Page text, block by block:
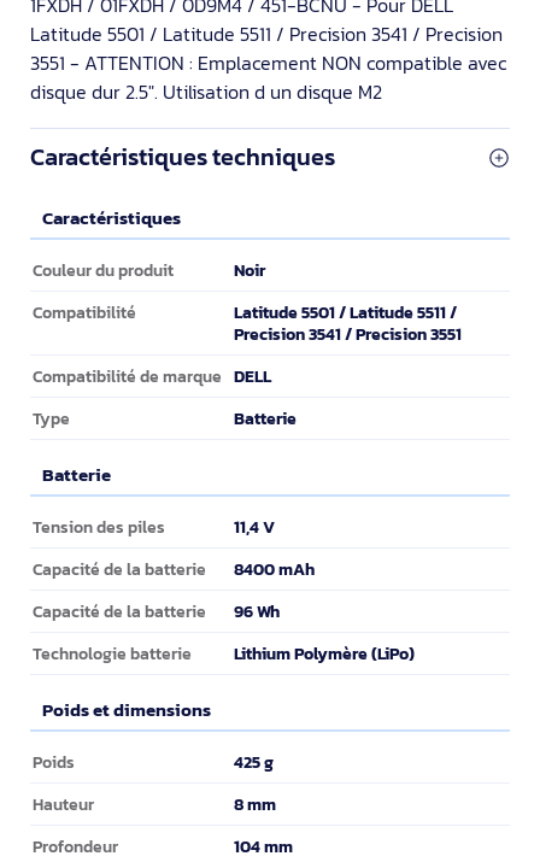
Latitude 5501 / Latitude 5511 / Precision 3541 / Precision
3551 - ATTENTION : Emplacement NON compatible avec
disque dur 2.5". Utilisation d un disque M2
Caractéristiques techniques
Caractéristiques
Caractéristiques
Couleur du produit Noir
Compatibilité
Latitude 5501 / Latitude 5511 /
Precision 3541 / Precision 3551
Compatibilité de marque DELL
Type Batterie
Batterie
Batterie
Tension des piles 11,4 V
Capacité de la batterie 8400 mAh
Capacité de la batterie 96 Wh
Technologie batterie Lithium Polymère (LiPo)
Poids et dimensions
Poids et dimensions
Poids 425 g
Hauteur 8 mm
Profondeur 104 mm